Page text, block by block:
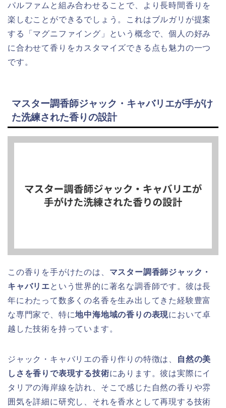
パルファムと組み合わせることで、より長時間香りを
楽しむことができるでしょう。これはブルガリが提案
する「マグニファイング」という概念で、個人の好み
に合わせて香りをカスタマイズできる点も魅力の一つ
です。
マスター調香師ジャック・キャバリエが手がけ
た洗練された香りの設計
この香りを手がけたのは、 マスター調香師ジャック・
キャバリエという世界的に著名な調香師です。彼は長
年にわたって数多くの名香を生み出してきた経験豊富
な専門家で、特に地中海地域の香りの表現において卓
越した技術を持っています。
ジャック・キャバリエの香り作りの特徴は、
自然の美
しさを香りで表現する技術にあります。彼は実際にイ
タリアの海岸線を訪れ、そこで感じた自然の香りや雰
囲気を詳細に研究し、それを香水として再現する技術